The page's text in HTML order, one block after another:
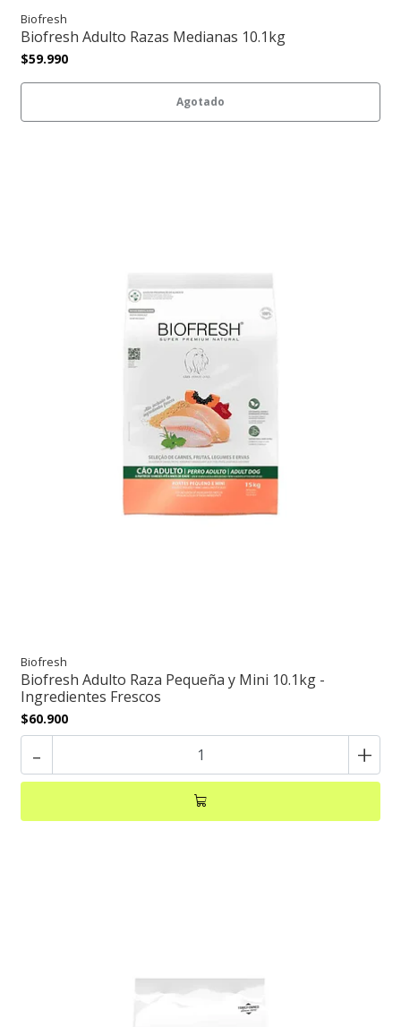
Biofresh
Biofresh Adulto Razas Medianas 10.1kg
$59.990
Agotado
Biofresh
Biofresh Adulto Raza Pequeña y Mini 10.1kg -
Ingredientes Frescos
$60.900
- +